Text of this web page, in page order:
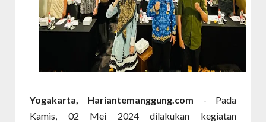
Yogakarta, Hariantemanggung.com - Pada
Kamis, 02 Mei 2024 dilakukan kegiatan